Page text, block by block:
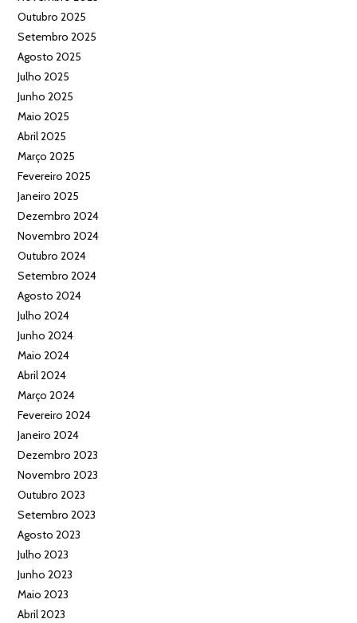
Outubro 2025
Setembro 2025
Agosto 2025
Julho 2025
Junho 2025
Maio 2025
Abril 2025
Março 2025
Fevereiro 2025
Janeiro 2025
Dezembro 2024
Novembro 2024
Outubro 2024
Setembro 2024
Agosto 2024
Julho 2024
Junho 2024
Maio 2024
Abril 2024
Março 2024
Fevereiro 2024
Janeiro 2024
Dezembro 2023
Novembro 2023
Outubro 2023
Setembro 2023
Agosto 2023
Julho 2023
Junho 2023
Maio 2023
Abril 2023